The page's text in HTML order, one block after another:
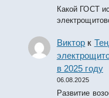
Какой ГОСТ
Виктор к
в 2025 году
06.08.2025
Развитие